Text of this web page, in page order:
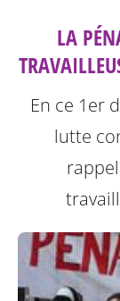
LA
En ce 1er
lutte